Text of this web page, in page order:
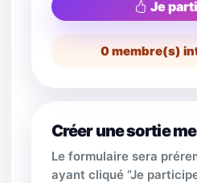
Je
0membre(s)
Créer une sortie
Le formulaire sera
ayant cliqué “Je